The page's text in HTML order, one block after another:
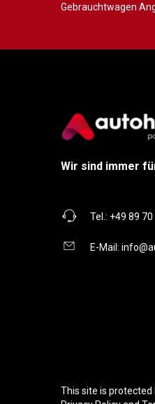
Gebrauchtwagen
Wir sind immer
Tel.: +49 89
E-Mail:
This site is protected